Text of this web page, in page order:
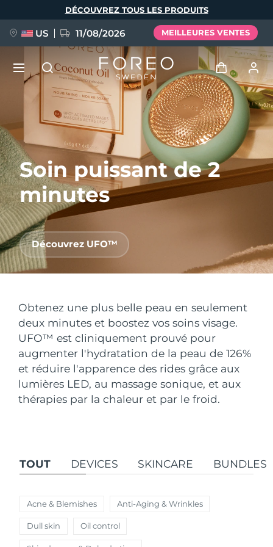
Soin puissant de 2
minutes
Découvrez UFO™
Obtenez une plus belle peau en seulement
deux minutes et boostez vos soins visage.
UFO™ est cliniquement prouvé pour
augmenter l'hydratation de la peau de 126%
et réduire l'apparence des rides grâce aux
lumières LED, au massage sonique, et aux
thérapies par la chaleur et par le froid.
TOUT DEVICES SKINCARE BUNDLES
Acne & Blemishes Anti-Aging & Wrinkles
Dull skin Oil control
DÉCOUVREZ TOUS LES PRODUITS
US 11/08/2026 MEILLEURES VENTES
Se connecter
Profil de l'utilisateur
Mes appareils
Mes abonnements
NOUVEAU
FAQ™ Pure Beauty-Tech Elixir
BREAKING NEWS
issa™ Teeth Whitening Set
FAQ™ Dual LED Panel
POPULAIRE
Thérapie par lumière rouge
Langue
English Deutsch
Español
Français
Italiano
Português
Polski
Svenska
Türkçe
简体中文
Pays de livraison
États-Unis Livraison estimée11/08/2026
Royaume-Uni Livraison estimée10/08/2026
Espagne Livraison estimée10/08/2026
Australie Livraison estimée13/08/2026